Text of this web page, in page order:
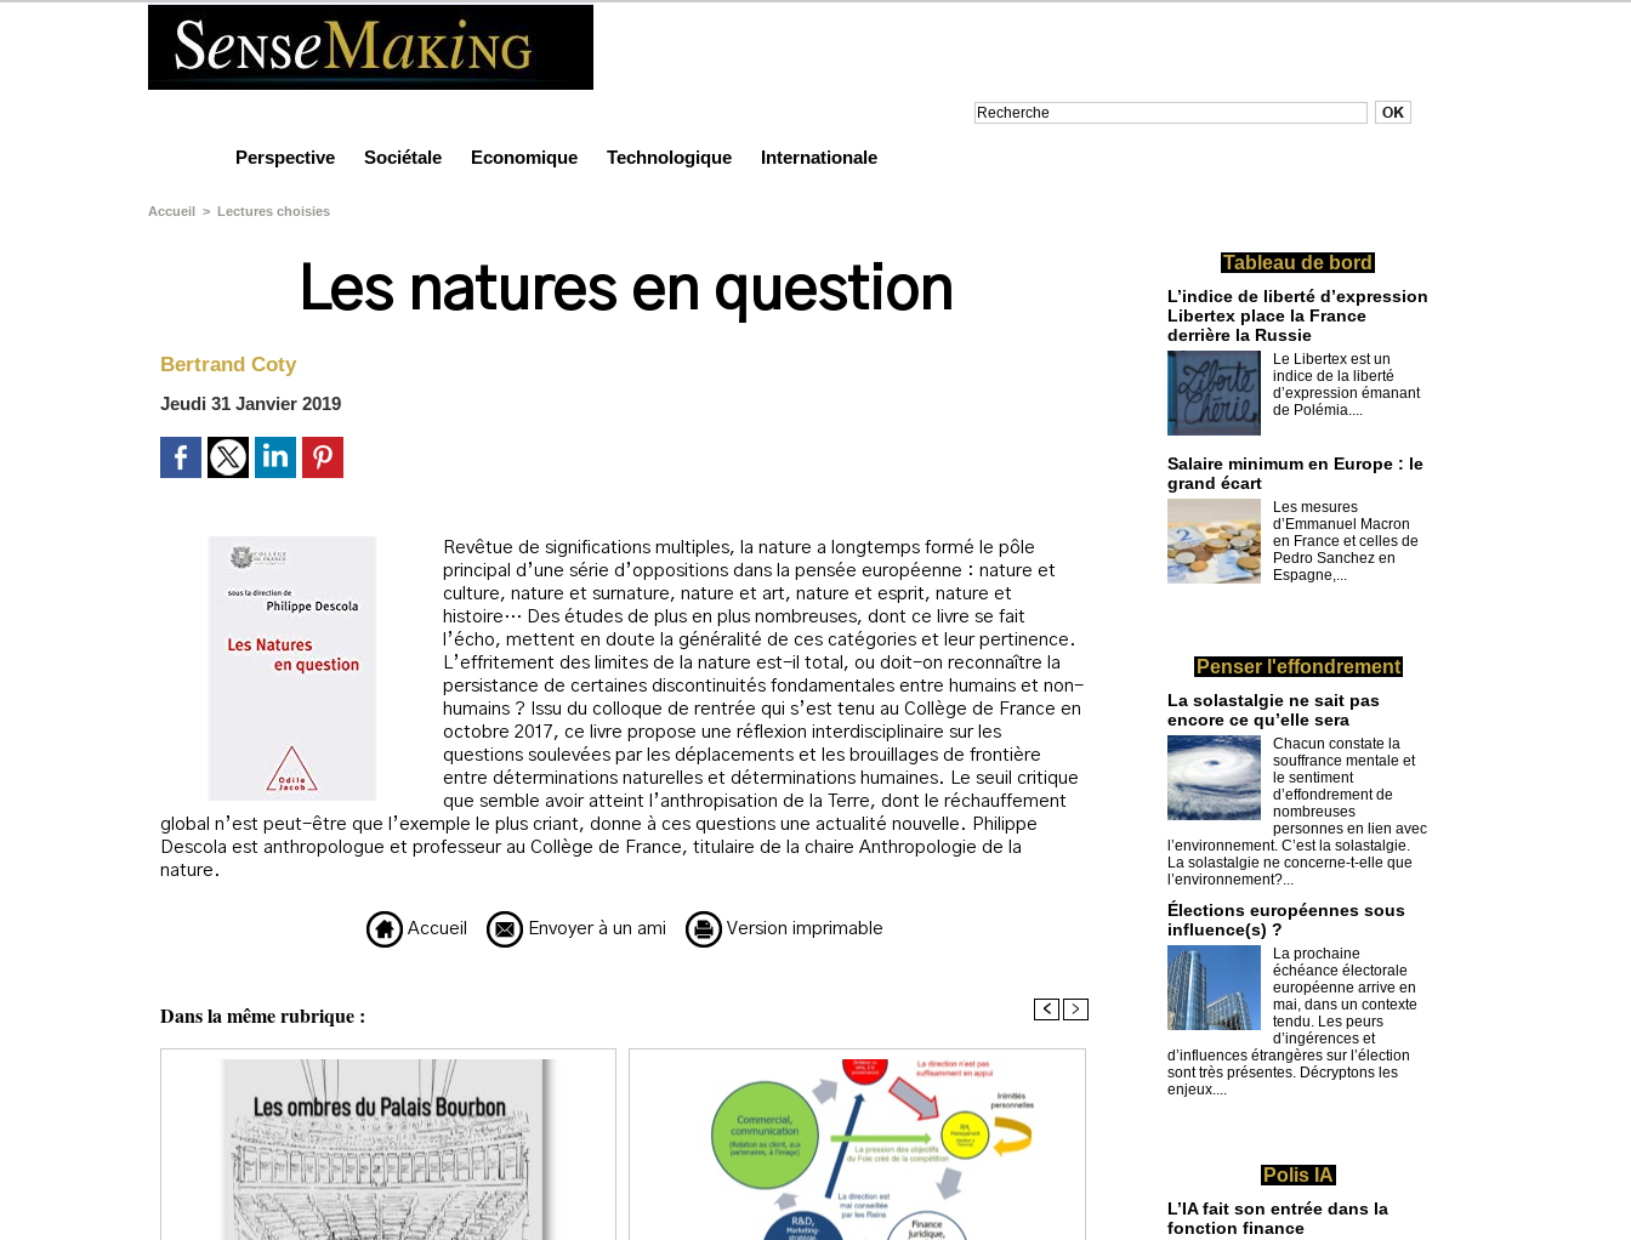
Perspective Sociétale Economique Technologique Internationale
Accueil > Lectures choisies
Les natures en question
Bertrand Coty
Jeudi 31 Janvier 2019
Revêtue de significations multiples, la nature a longtemps formé le pôle
principal d’une série d’oppositions dans la pensée européenne : nature et
culture, nature et surnature, nature et art, nature et esprit, nature et
histoire… Des études de plus en plus nombreuses, dont ce livre se fait
l’écho, mettent en doute la généralité de ces catégories et leur pertinence.
L’effritement des limites de la nature est-il total, ou doit-on reconnaître la
persistance de certaines discontinuités fondamentales entre humains et non-
humains ? Issu du colloque de rentrée qui s’est tenu au Collège de France en
octobre 2017, ce livre propose une réflexion interdisciplinaire sur les
questions soulevées par les déplacements et les brouillages de frontière
entre déterminations naturelles et déterminations humaines. Le seuil critique
que semble avoir atteint l’anthropisation de la Terre, dont le réchauffement
global n’est peut-être que l’exemple le plus criant, donne à ces questions une actualité nouvelle. Philippe
Descola est anthropologue et professeur au Collège de France, titulaire de la chaire Anthropologie de la
nature.
Accueil Envoyer à un ami Version imprimable
Dans la même rubrique : < >
Tableau de bord
L’indice de liberté d’expression
Libertex place la France
derrière la Russie
Le Libertex est un
indice de la liberté
d’expression émanant
de Polémia....
Salaire minimum en Europe : le
grand écart
Les mesures
d’Emmanuel Macron
en France et celles de
Pedro Sanchez en
Espagne,...
Penser l'effondrement
La solastalgie ne sait pas
encore ce qu’elle sera
Chacun constate la
souffrance mentale et
le sentiment
d’effondrement de
nombreuses
personnes en lien avec
l’environnement. C’est la solastalgie.
La solastalgie ne concerne-t-elle que
l’environnement?...
​Élections européennes sous
influence(s) ?
La prochaine
échéance électorale
européenne arrive en
mai, dans un contexte
tendu. Les peurs
d’ingérences et
d’influences étrangères sur l’élection
sont très présentes. Décryptons les
enjeux....
Polis IA
L’IA fait son entrée dans la
fonction finance